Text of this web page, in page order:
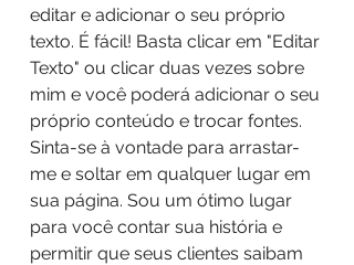
editar e adicionar o seu próprio
texto. É fácil! Basta clicar em "Editar
Texto" ou clicar duas vezes sobre
mim e você poderá adicionar o seu
próprio conteúdo e trocar fontes.
Sinta-se à vontade para arrastar-
me e soltar em qualquer lugar em
sua página. Sou um ótimo lugar
para você contar sua história e
permitir que seus clientes saibam